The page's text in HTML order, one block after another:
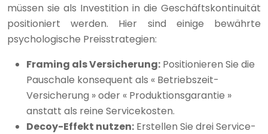
müssen sie als Investition in die Geschäftskontinuität
positioniert werden. Hier sind einige bewährte
psychologische Preisstrategien:
Framing als Versicherung: Positionieren Sie die
Pauschale konsequent als « Betriebszeit-
Versicherung » oder « Produktionsgarantie »
anstatt als reine Servicekosten.
Decoy-Effekt nutzen: Erstellen Sie drei Service-